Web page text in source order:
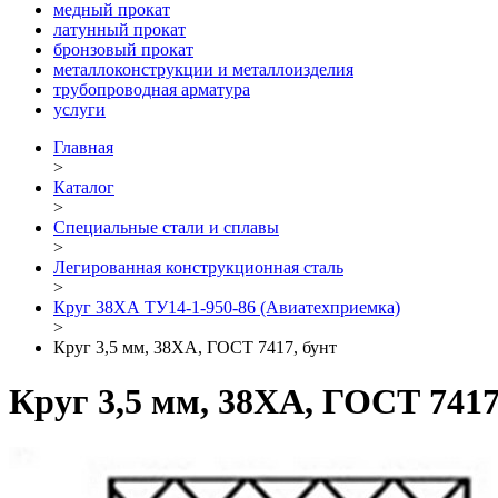
медный прокат
латунный прокат
бронзовый прокат
металлоконструкции и металлоизделия
трубопроводная арматура
услуги
Главная
>
Каталог
>
Специальные стали и сплавы
>
Легированная конструкционная сталь
>
Круг 38ХА ТУ14-1-950-86 (Авиатехприемка)
>
Круг 3,5 мм, 38ХА, ГОСТ 7417, бунт
Круг 3,5 мм, 38ХА, ГОСТ